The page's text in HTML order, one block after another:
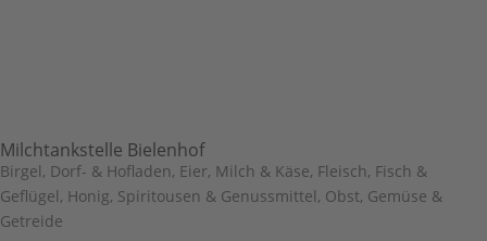
Milchtankstelle Bielenhof
Birgel, Dorf- & Hofladen, Eier, Milch & Käse, Fleisch, Fisch &
Geflügel, Honig, Spiritousen & Genussmittel, Obst, Gemüse &
Getreide